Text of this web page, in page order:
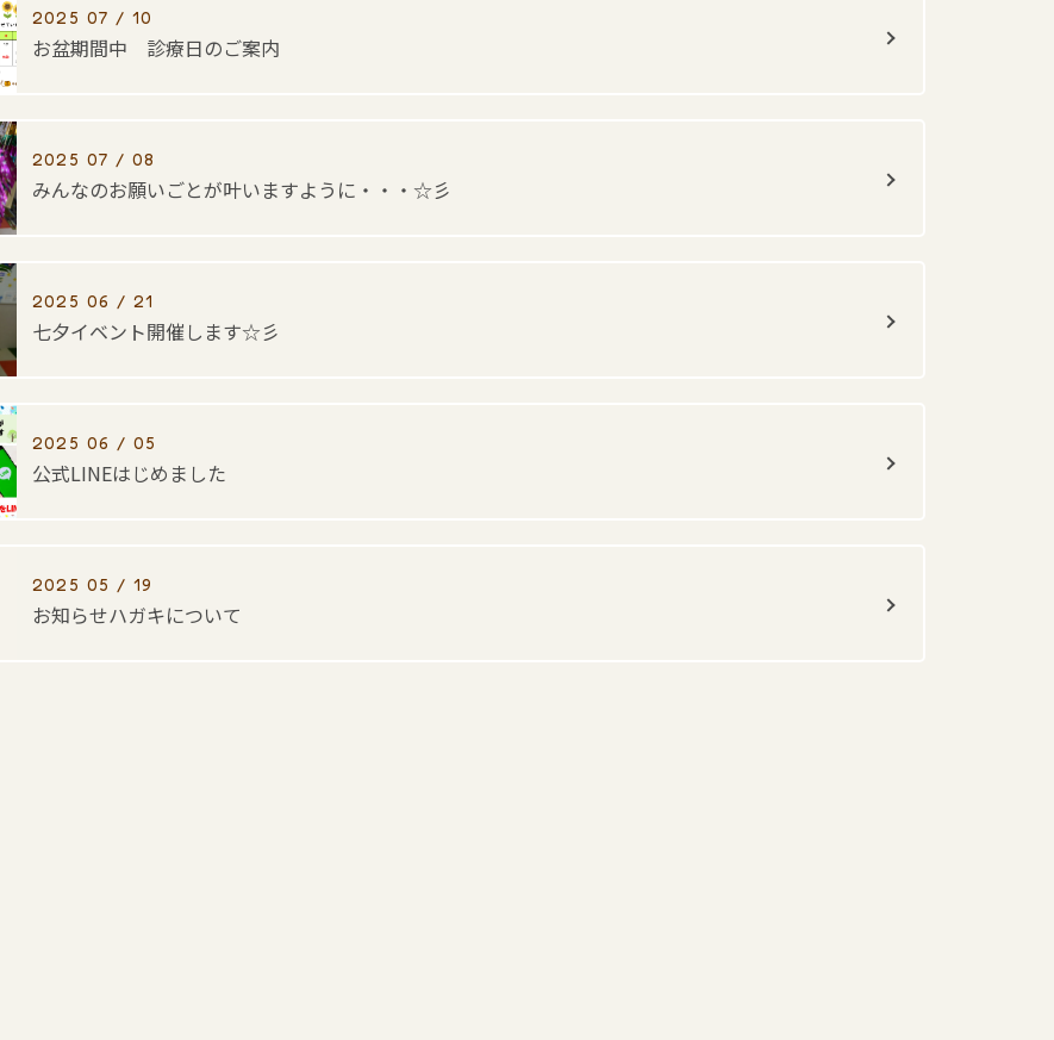
2025 07 / 10
お盆期間中 診療日のご案内
2025 07 / 08
みんなのお願いごとが叶いますように・・・☆彡
2025 06 / 21
七夕イベント開催します☆彡
2025 06 / 05
公式LINEはじめました
2025 05 / 19
お知らせハガキについて